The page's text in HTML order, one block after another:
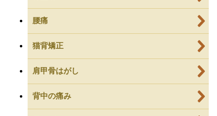
腰痛
猫背矯正
肩甲骨はがし
背中の痛み